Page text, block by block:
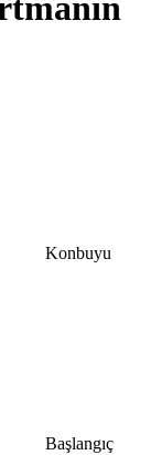
Konbuyu
Başlangıç